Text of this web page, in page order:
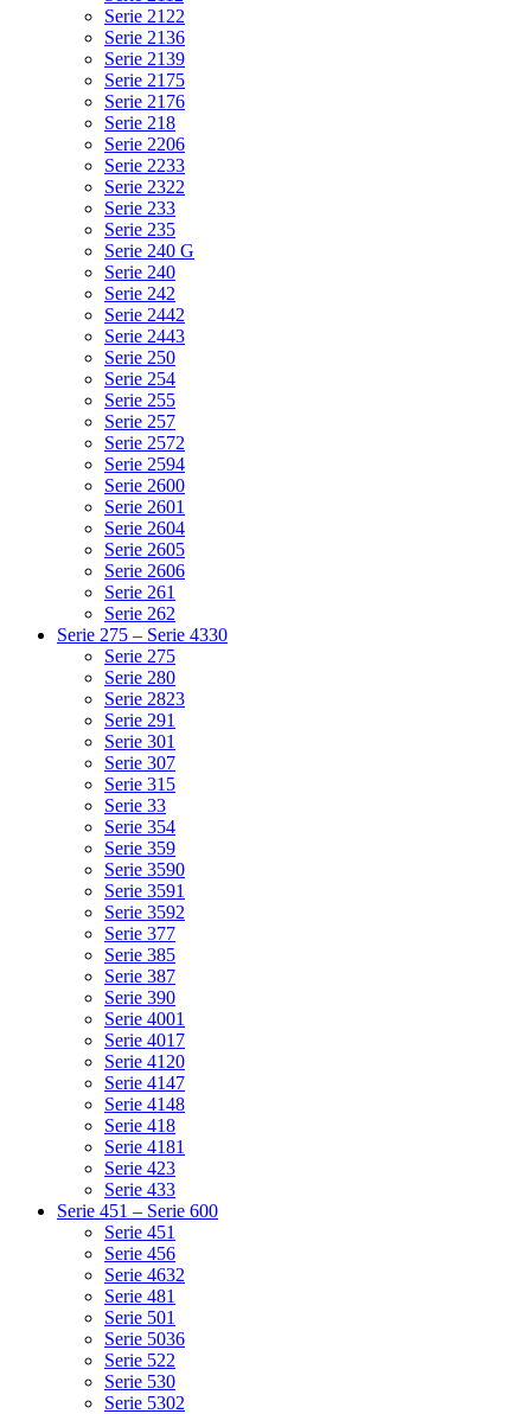
Serie 2122
Serie 2136
Serie 2139
Serie 2175
Serie 2176
Serie 218
Serie 2206
Serie 2233
Serie 2322
Serie 233
Serie 235
Serie 240 G
Serie 240
Serie 242
Serie 2442
Serie 2443
Serie 250
Serie 254
Serie 255
Serie 257
Serie 2572
Serie 2594
Serie 2600
Serie 2601
Serie 2604
Serie 2605
Serie 2606
Serie 261
Serie 262
Serie 275 – Serie 4330
Serie 275
Serie 280
Serie 2823
Serie 291
Serie 301
Serie 307
Serie 315
Serie 33
Serie 354
Serie 359
Serie 3590
Serie 3591
Serie 3592
Serie 377
Serie 385
Serie 387
Serie 390
Serie 4001
Serie 4017
Serie 4120
Serie 4147
Serie 4148
Serie 418
Serie 4181
Serie 423
Serie 433
Serie 451 – Serie 600
Serie 451
Serie 456
Serie 4632
Serie 481
Serie 501
Serie 5036
Serie 522
Serie 530
Serie 5302